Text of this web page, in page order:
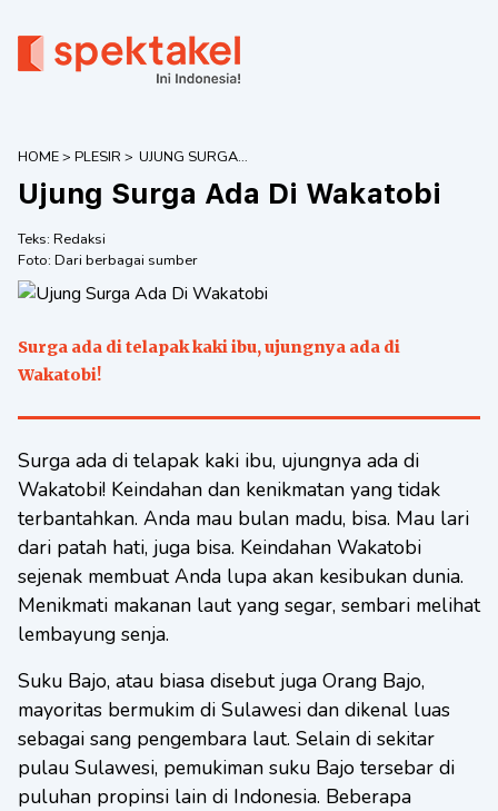
HOME> PLESIR > UJUNG SURGA
WAKATOBI
Ujung Surga Ada Di Wakatobi
Teks: Redaksi
Foto: Dari berbagai sumber
Surga ada di telapak kaki ibu, ujungnya ada di
Wakatobi!
Surga ada di telapak kaki ibu, ujungnya ada di
Wakatobi! Keindahan dan kenikmatan yang tidak
terbantahkan. Anda mau bulan madu, bisa. Mau lari
dari patah hati, juga bisa. Keindahan Wakatobi
sejenak membuat Anda lupa akan kesibukan dunia.
Menikmati makanan laut yang segar, sembari melihat
lembayung senja.
Suku Bajo, atau biasa disebut juga Orang Bajo,
mayoritas bermukim di Sulawesi dan dikenal luas
sebagai sang pengembara laut. Selain di sekitar
pulau Sulawesi, pemukiman suku Bajo tersebar di
puluhan propinsi lain di Indonesia. Beberapa